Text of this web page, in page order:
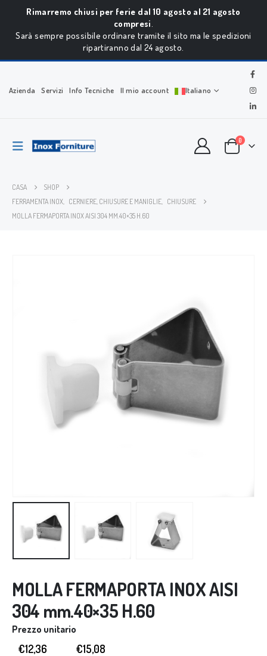
Rimarremo chiusi per ferie dal 10 agosto al 21 agosto
compresi.
Sarà sempre possibile ordinare tramite il sito ma le spedizioni
ripartiranno dal 24 agosto.
Azienda Servizi Info Tecniche Il mio account Italiano
0
CASA
SHOP
FERRAMENTA INOX, CERNIERE, CHIUSURE E MANIGLIE, CHIUSURE
MOLLA FERMAPORTA INOX AISI 304 MM.40×35 H.60
MOLLA FERMAPORTA INOX AISI
304 mm.40×35 H.60
Prezzo unitario
€12,36 €15,08